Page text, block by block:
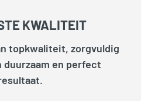
KWALITEIT
topkwaliteit, zorgvuldig
en perfect